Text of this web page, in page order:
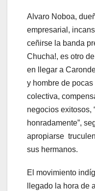
Alvaro Noboa,
empresarial,
ceñirse la banda
Chucha!, es otro
en llegar a
y hombre de
colectiva,
negocios exitosos,
honradamente”,
apropiarse
sus hermanos.
El movimiento
llegado la hora de